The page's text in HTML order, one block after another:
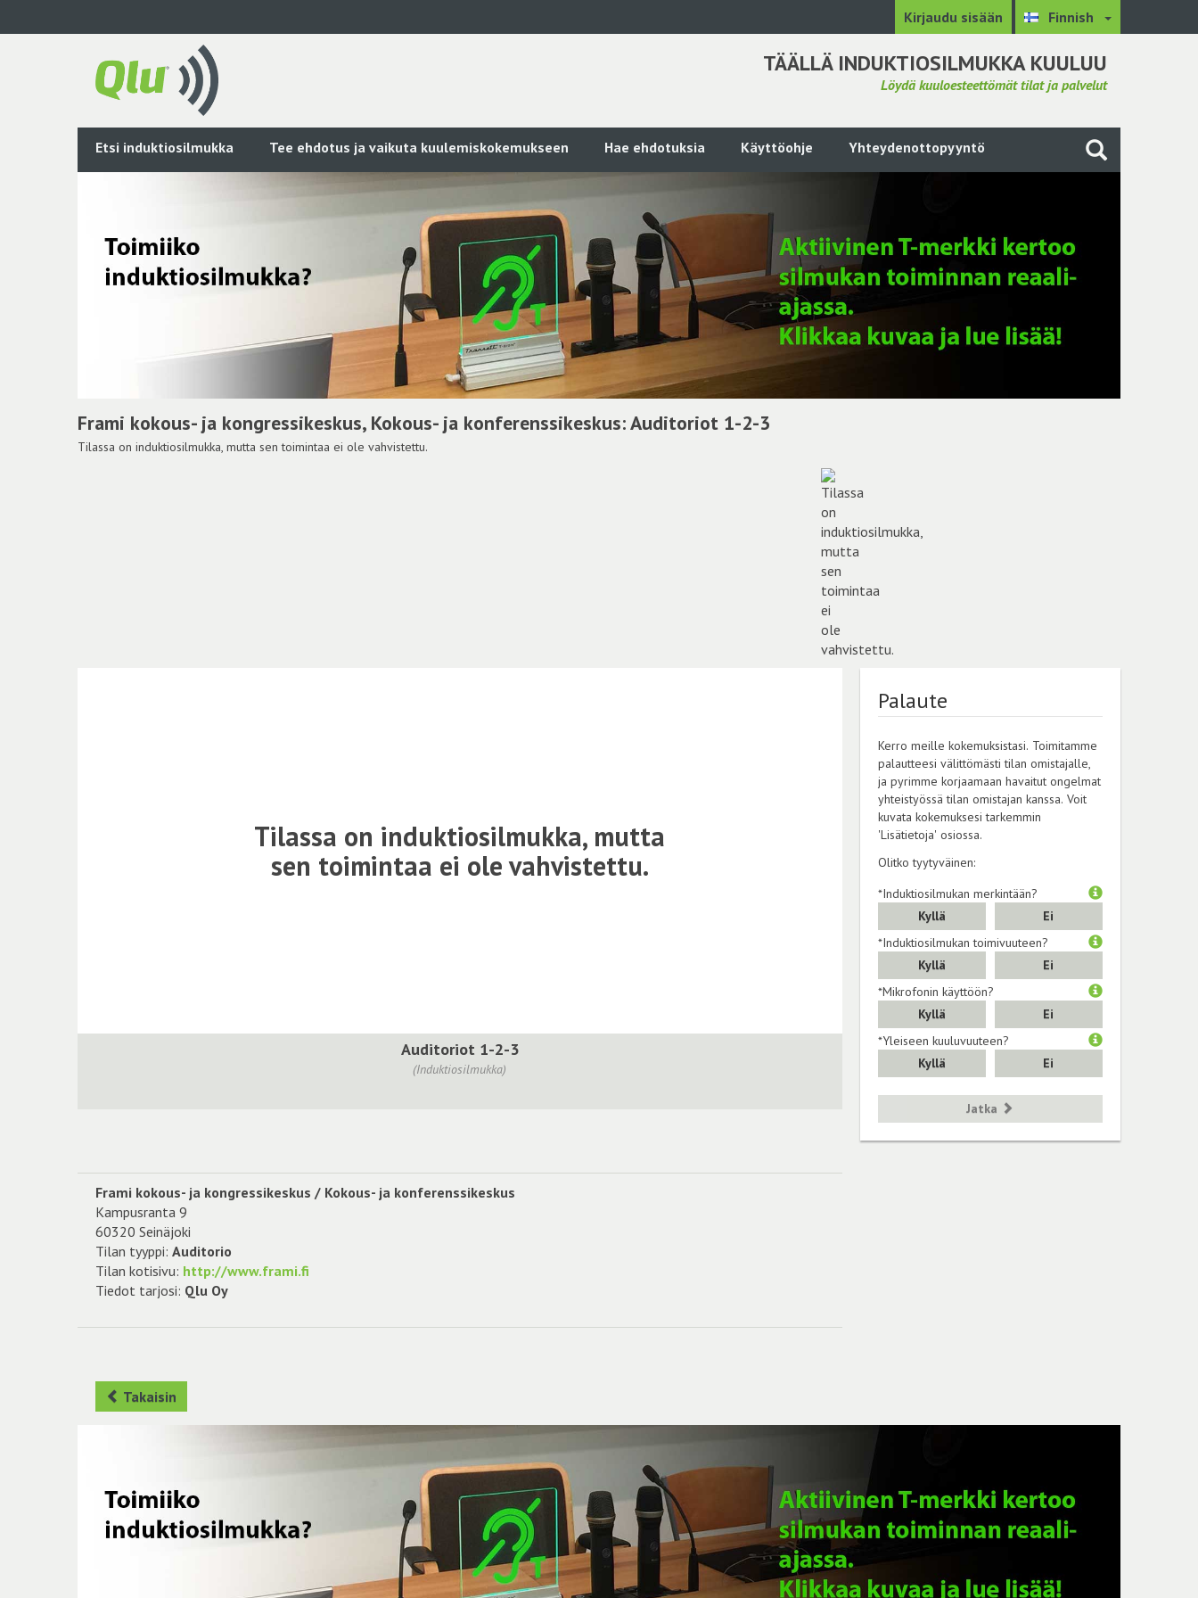
Kirjaudu sisään Finnish
TÄÄLLÄ INDUKTIOSILMUKKA KUULUU
Löydä kuuloesteettömät tilat ja palvelut
Etsi induktiosilmukka Tee ehdotus ja vaikuta kuulemiskokemukseen Hae ehdotuksia Käyttöohje Yhteydenottopyyntö
Frami kokous- ja kongressikeskus, Kokous- ja konferenssikeskus: Auditoriot 1-2-3
Tilassa on induktiosilmukka, mutta sen toimintaa ei ole vahvistettu.
Tilassa on induktiosilmukka, mutta
sen toimintaa ei ole vahvistettu.
Auditoriot 1-2-3
(Induktiosilmukka)
Frami kokous- ja kongressikeskus / Kokous- ja konferenssikeskus
Kampusranta 9
60320 Seinäjoki
Tilan tyyppi: Auditorio
Tilan kotisivu: http://www.frami.fi
Tiedot tarjosi: Qlu Oy
Palaute
Kerro meille kokemuksistasi. Toimitamme
palautteesi välittömästi tilan omistajalle,
ja pyrimme korjaamaan havaitut ongelmat
yhteistyössä tilan omistajan kanssa. Voit
kuvata kokemuksesi tarkemmin
'Lisätietoja' osiossa.
Olitko tyytyväinen:
*Induktiosilmukan merkintään?
Kyllä
Ei
*Induktiosilmukan toimivuuteen?
Kyllä
Ei
*Mikrofonin käyttöön?
Kyllä
Ei
*Yleiseen kuuluvuuteen?
Kyllä
Ei
Jatka
Takaisin